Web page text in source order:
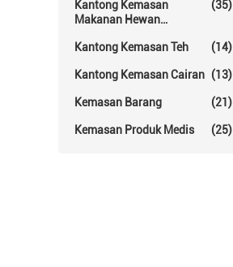
Kantong Kemasan
Makanan Hewan
(35)
Kantong Kemasan Teh (14)
Kantong Kemasan Cairan (13)
Kemasan Barang (21)
Kemasan Produk Medis (25)